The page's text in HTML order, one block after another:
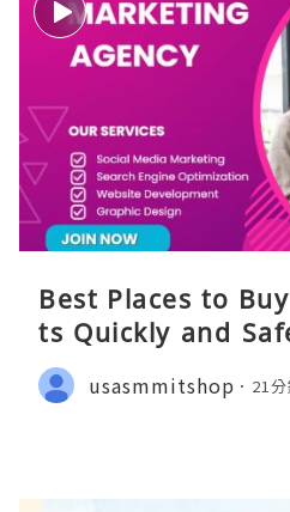
Best Places to
ts Quickly and
Guide
usasmmitshop 21